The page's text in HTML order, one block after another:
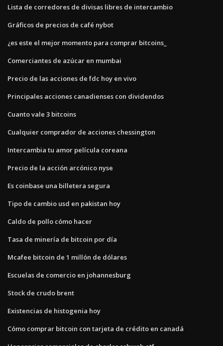
Lista de corredores de divisas libres de intercambio
Gráficos de precios de café nybot
¿es este el mejor momento para comprar bitcoins_
Comerciantes de azúcar en mumbai
Precio de las acciones de fdc hoy en vivo
Principales acciones canadienses con dividendos
Cuanto vale 3 bitcoins
Cualquier comprador de acciones chessington
Intercambia tu amor película coreana
Precio de la acción arcónico nyse
Es coinbase una billetera segura
Tipo de cambio usd en pakistan hoy
Caldo de pollo cómo hacer
Tasa de minería de bitcoin por día
Mcafee bitcoin de 1 millón de dólares
Escuelas de comercio en johannesburg
Stock de crudo brent
Existencias de histogenia hoy
Cómo comprar bitcoin con tarjeta de crédito en canadá